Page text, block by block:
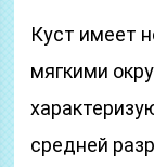
Куст имеет
мягкими
средней